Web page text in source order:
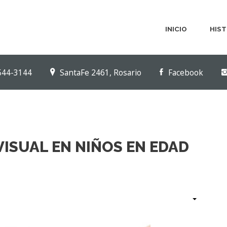
INICIO
3144 SantaFe 2461, Rosario Facebook
EN NIÑOS EN EDAD